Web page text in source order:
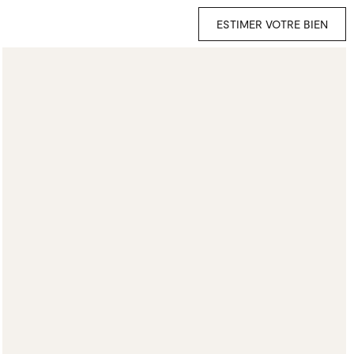
ESTIMER VOTRE BIEN